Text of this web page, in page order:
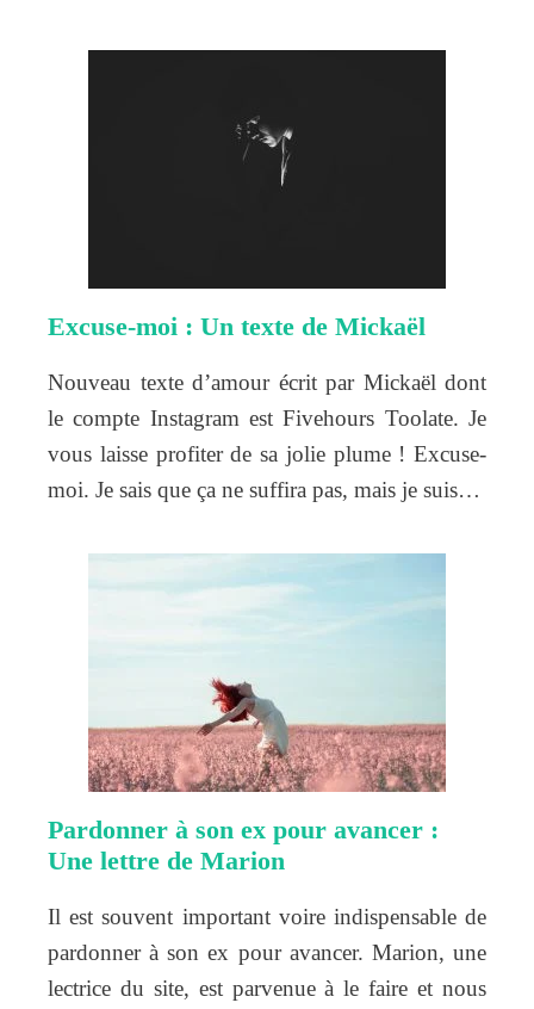
Excuse-moi : Un texte de Mickaël
Nouveau texte d’amour écrit par Mickaël dont
le compte Instagram est Fivehours Toolate. Je
vous laisse profiter de sa jolie plume ! Excuse-
moi. Je sais que ça ne suffira pas, mais je suis…
Pardonner à son ex pour avancer :
Une lettre de Marion
Il est souvent important voire indispensable de
pardonner à son ex pour avancer. Marion, une
lectrice du site, est parvenue à le faire et nous